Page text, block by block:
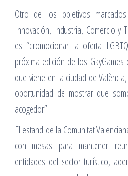
Otro de los objetivos
Innovación, Industria, Comercio y
es “promocionar la oferta
próxima edición de los
que viene en la ciudad de
oportunidad de mostrar que
acogedor”.
El estand de la Comunitat
con mesas para mantener
entidades del sector turístico,